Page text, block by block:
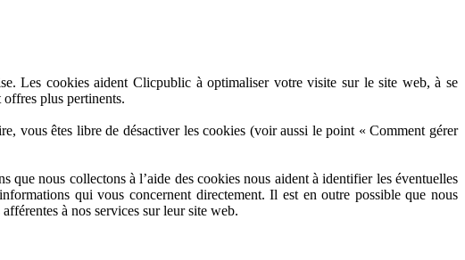
Les cookies aident Clicpublic à optimaliser votre visite sur le site web, à se
plus pertinents.
vous êtes libre de désactiver les cookies (voir aussi le point « Comment gérer
nous collectons à l’aide des cookies nous aident à identifier les éventuelles
qui vous concernent directement. Il est en outre possible que nous
à nos services sur leur site web.